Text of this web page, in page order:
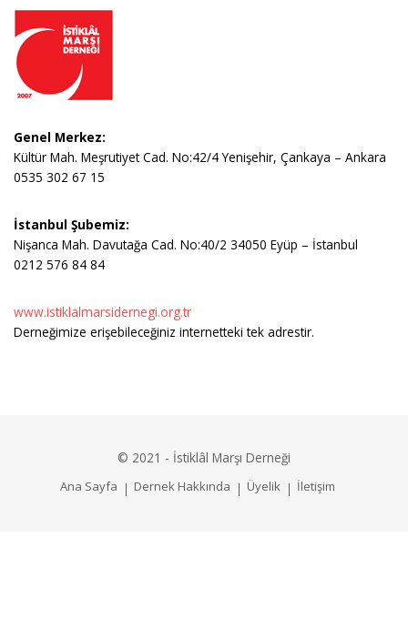
Genel Merkez:
Kültür Mah. Meşrutiyet Cad. No:42/4 Yenişehir, Çankaya – Ankara
0535 302 67 15
İstanbul Şubemiz:
Nişanca Mah. Davutağa Cad. No:40/2 34050 Eyüp – İstanbul
0212 576 84 84
www.istiklalmarsidernegi.org.tr
Derneğimize erişebileceğiniz internetteki tek adrestir.
© 2021 - İstiklâl Marşı Derneği
Ana Sayfa Dernek Hakkında Üyelik İletişim